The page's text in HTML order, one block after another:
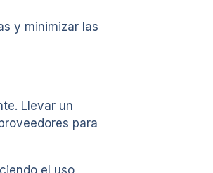
y minimizar las
Llevar un
para